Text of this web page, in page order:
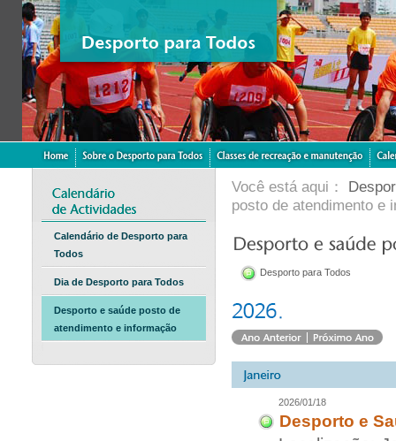
Calendário de Desporto para
Todos
Dia de Desporto para Todos
Desporto e saúde posto de
atendimento e informação
Você está aqui：
posto de atendimento e
Desporto para Todos
2026/01/18
Desporto e